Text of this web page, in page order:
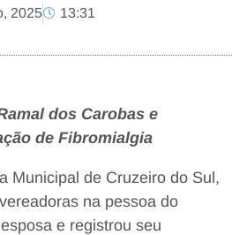
2025 13:31
dos Carobas e
de Fibromialgia
Municipal de Cruzeiro do Sul,
na pessoa do
e registrou seu